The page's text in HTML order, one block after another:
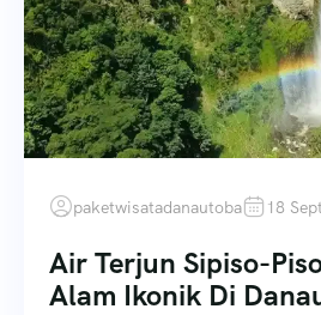
paketwisatadanautoba 18
Air Terjun Sipiso-
Alam Ikonik Di